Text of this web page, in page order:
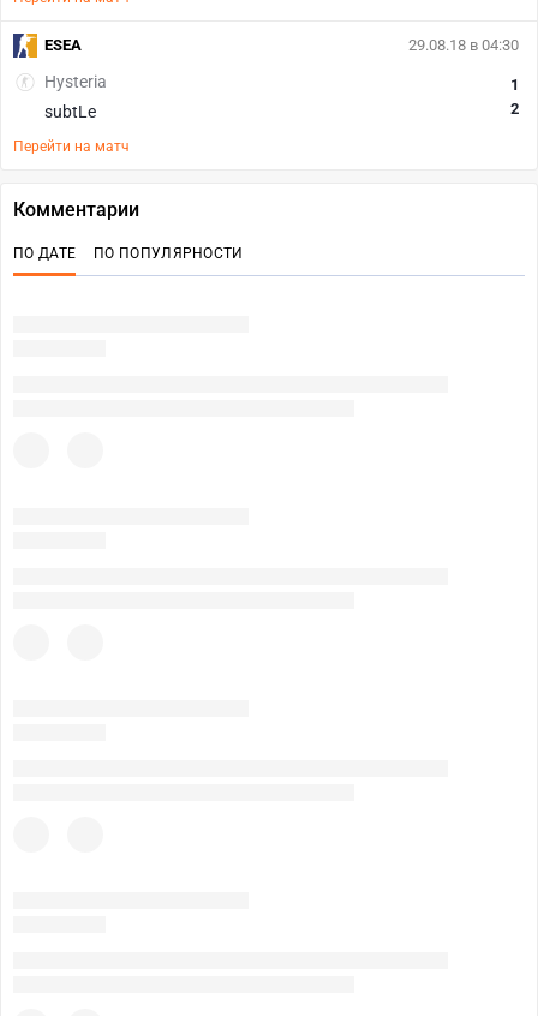
29.08.18 в 04:30
Hysteria
subtLe
1
2
Перейти на матч
ESEA
Комментарии
ПО ДАТЕ ПО ПОПУЛЯРНОСТИ